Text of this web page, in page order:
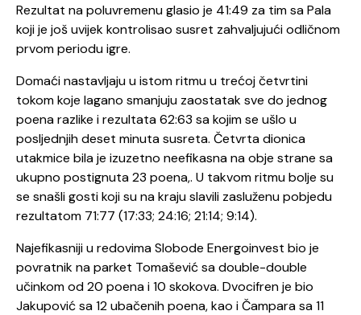
Rezultat na poluvremenu glasio je 41:49 za tim sa Pala
koji je još uvijek kontrolisao susret zahvaljujući odličnom
prvom periodu igre.
Domaći nastavljaju u istom ritmu u trećoj četvrtini
tokom koje lagano smanjuju zaostatak sve do jednog
poena razlike i rezultata 62:63 sa kojim se ušlo u
posljednjih deset minuta susreta. Četvrta dionica
utakmice bila je izuzetno neefikasna na obje strane sa
ukupno postignuta 23 poena,. U takvom ritmu bolje su
se snašli gosti koji su na kraju slavili zasluženu pobjedu
rezultatom 71:77 (17:33; 24:16; 21:14; 9:14).
Najefikasniji u redovima Slobode Energoinvest bio je
povratnik na parket Tomašević sa double-double
učinkom od 20 poena i 10 skokova. Dvocifren je bio
Jakupović sa 12 ubačenih poena, kao i Čampara sa 11